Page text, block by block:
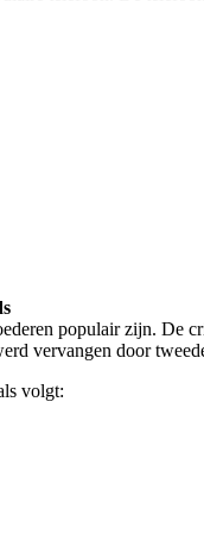
populair zijn. De
vervangen door
volgt: